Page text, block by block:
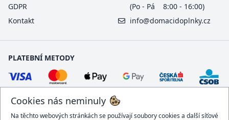
Cookies nás neminuly
Na těchto webových stránkách se používají soubory cookies a další síťové
GDPR
Kontakt
(Po - Pá 8:00 - 16:00)
info@domacidoplnky.cz
PLATEBNÍ METODY